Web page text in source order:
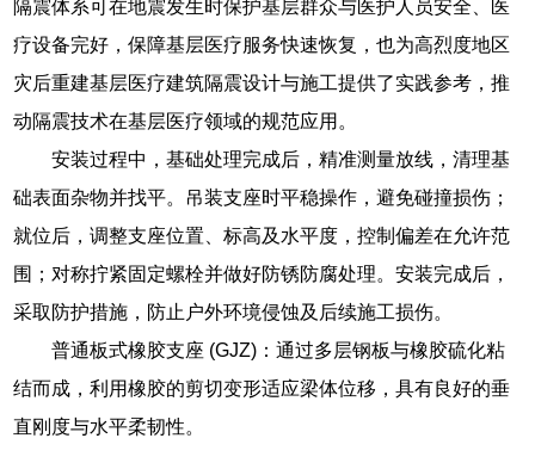
隔震体系可在地震发生时保护基层群众与医护人员安全、医
疗设备完好，保障基层医疗服务快速恢复，也为高烈度地区
灾后重建基层医疗建筑隔震设计与施工提供了实践参考，推
动隔震技术在基层医疗领域的规范应用。
安装过程中，基础处理完成后，精准测量放线，清理基
础表面杂物并找平。吊装支座时平稳操作，避免碰撞损伤；
就位后，调整支座位置、标高及水平度，控制偏差在允许范
围；对称拧紧固定螺栓并做好防锈防腐处理。安装完成后，
采取防护措施，防止户外环境侵蚀及后续施工损伤。
普通板式橡胶支座 (GJZ)：通过多层钢板与橡胶硫化粘
结而成，利用橡胶的剪切变形适应梁体位移，具有良好的垂
直刚度与水平柔韧性。